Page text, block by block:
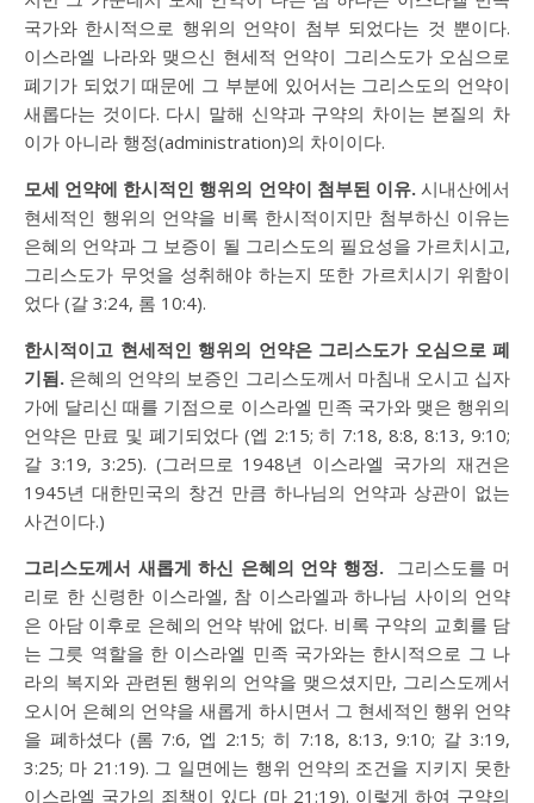
국가와 한시적으로 행위의 언약이 첨부 되었다는 것 뿐이다.
이스라엘 나라와 맺으신 현세적 언약이 그리스도가 오심으로
폐기가 되었기 때문에 그 부분에 있어서는 그리스도의 언약이
새롭다는 것이다. 다시 말해 신약과 구약의 차이는 본질의 차
이가 아니라 행정(administration)의 차이이다.
모세 언약에 한시적인 행위의 언약이 첨부된 이유.시내산에서
현세적인 행위의 언약을 비록 한시적이지만 첨부하신 이유는
은혜의 언약과 그 보증이 될 그리스도의 필요성을 가르치시고,
그리스도가 무엇을 성취해야 하는지 또한 가르치시기 위함이
었다 (갈 3:24, 롬 10:4).
한시적이고 현세적인 행위의 언약은 그리스도가 오심으로 폐
기됨. 은혜의 언약의 보증인 그리스도께서 마침내 오시고 십자
가에 달리신 때를 기점으로 이스라엘 민족 국가와 맺은 행위의
언약은 만료 및 폐기되었다 (엡 2:15;히 7:18,8:8,8:13,9:10;
갈 3:19, 3:25). (그러므로 1948년 이스라엘 국가의 재건은
1945년 대한민국의 창건 만큼 하나님의 언약과 상관이 없는
사건이다.)
그리스도께서 새롭게 하신 은혜의 언약 행정.그리스도를 머
리로 한 신령한 이스라엘, 참 이스라엘과 하나님 사이의 언약
은 아담 이후로 은혜의 언약 밖에 없다. 비록 구약의 교회를 담
는 그릇 역할을 한 이스라엘 민족 국가와는 한시적으로 그 나
라의 복지와 관련된 행위의 언약을 맺으셨지만, 그리스도께서
오시어 은혜의 언약을 새롭게 하시면서 그 현세적인 행위 언약
을 폐하셨다 (롬 7:6, 엡 2:15; 히 7:18, 8:13,9:10; 갈 3:19,
3:25; 마 21:19). 그 일면에는 행위 언약의 조건을 지키지 못한
이스라엘 국가의 죄책이 있다 (마 21:19). 이렇게 하여 구약의